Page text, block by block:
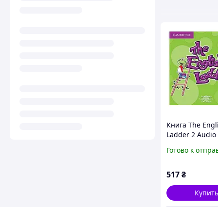
Книга The
Ladder 2 Audio
Cambridge
Готово к
517₴
Купить